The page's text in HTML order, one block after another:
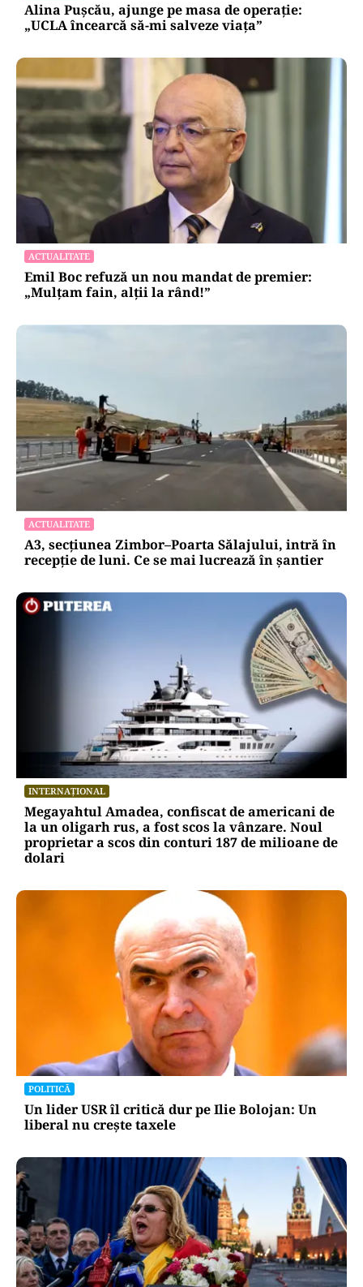
Alina Pușcău, ajunge pe masa de operație:
„UCLA încearcă să-mi salveze viața”
ACTUALITATE
Emil Boc refuză un nou mandat de premier:
„Mulțam fain, alții la rând!”
ACTUALITATE
A3, secțiunea Zimbor–Poarta Sălajului, intră în
recepție de luni. Ce se mai lucrează în șantier
INTERNAȚIONAL
Megayahtul Amadea, confiscat de americani de
la un oligarh rus, a fost scos la vânzare. Noul
proprietar a scos din conturi 187 de milioane de
dolari
POLITICĂ
Un lider USR îl critică dur pe Ilie Bolojan: Un
liberal nu crește taxele